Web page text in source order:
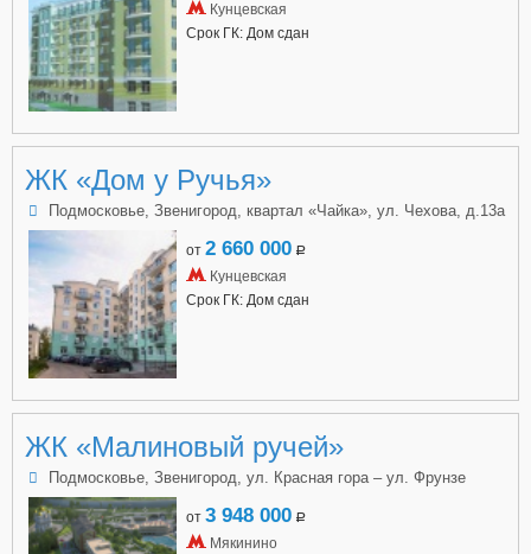
Кунцевская
Срок ГК: Дом сдан
ЖК «Дом у Ручья»
Подмосковье, Звенигород, квартал «Чайка», ул. Чехова, д.13а
от 2 660 000 a
Кунцевская
Срок ГК: Дом сдан
ЖК «Малиновый ручей»
Подмосковье, Звенигород, ул. Красная гора – ул. Фрунзе
от 3 948 000 a
Мякинино